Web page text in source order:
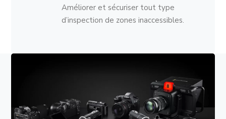
Améliorer et sécuriser tout type
d’inspection de zones inaccessibles.